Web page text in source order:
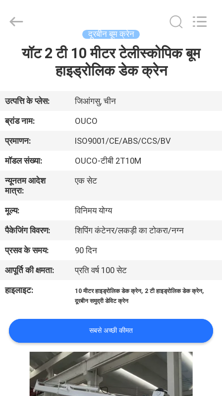
वीडियो
वी.आर.
शो
हमारे
बारे
में
कारखाने
का
गुणवत्ता
नियंत्रण
समाचार
GROUP
Reserved.
दूरबीन बूम क्रेन
यॉट 2 टी 10 मीटर टेलीस्कोपिक बूम
हाइड्रोलिक डेक क्रेन
उत्पत्ति के प्लेस:
जिआंगसु, चीन
ब्रांड नाम:
OUCO
प्रमाणन:
ISO9001/CE/ABS/CCS/BV
मॉडल संख्या:
OUCO-टीबी 2T10M
न्यूनतम आदेश
मात्रा:
एक सेट
मूल्य:
विनिमय योग्य
पैकेजिंग विवरण:
शिपिंग कंटेनर/लकड़ी का टोकरा/नग्न
प्रसव के समय:
90 दिन
आपूर्ति की क्षमता:
प्रति वर्ष 100 सेट
हाइलाइट:
10 मीटर हाइड्रोलिक डेक क्रेन, 2 टी हाइड्रोलिक डेक क्रेन,
दूरबीन समुद्री डेविट क्रेन
सबसे अच्छी कीमत